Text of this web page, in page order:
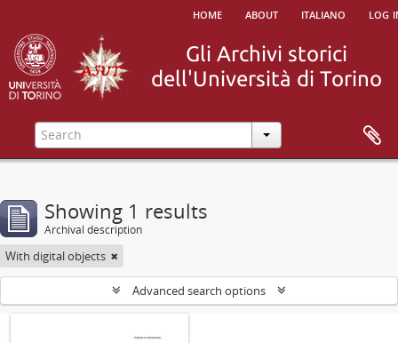
home about italiano log
Showing 1 results
Archival description
With digital objects
Advanced search options